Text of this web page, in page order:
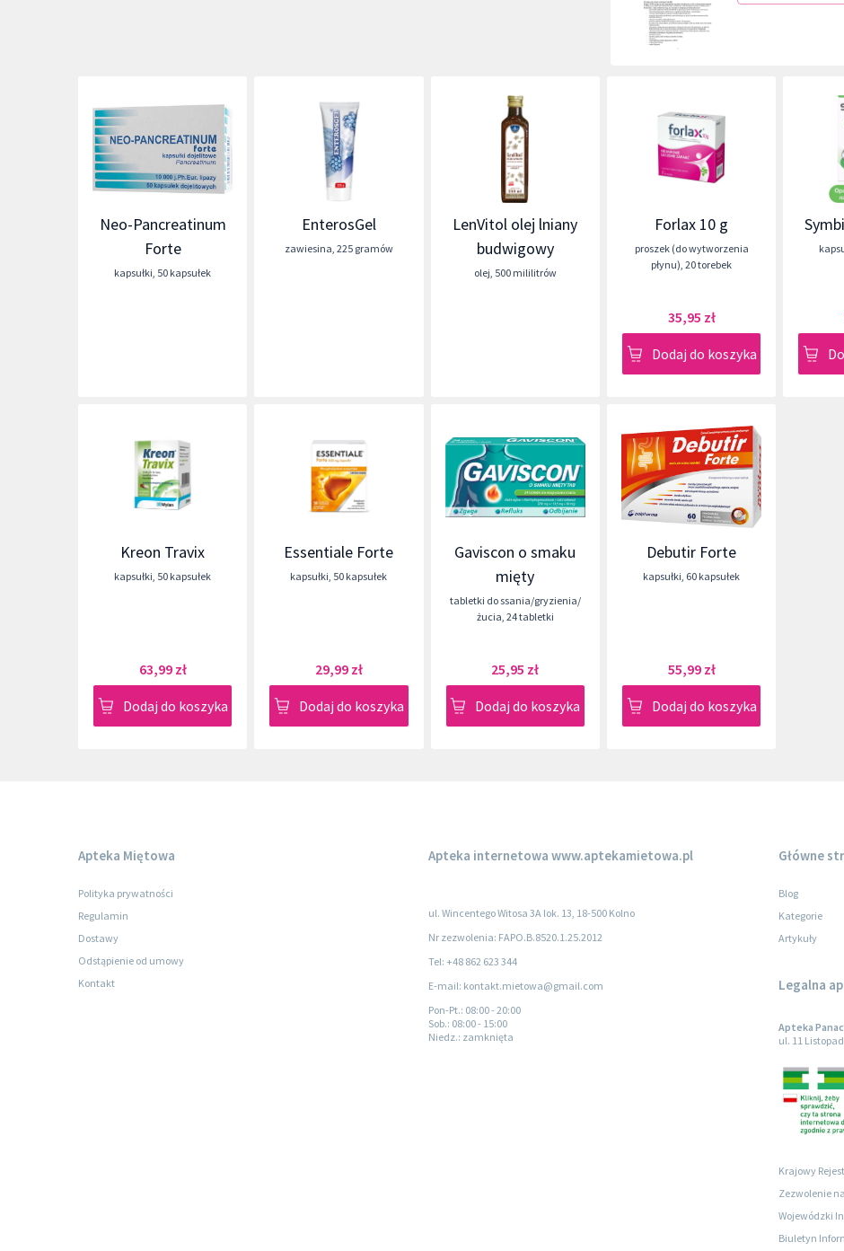
Neo-Pancreatinum
Forte
kapsułki 50 kapsułek
EnterosGel
zawiesina 225 gramów
LenVitol olej lniany
budwigowy
olej 500 mililitrów
Forlax 10 g
proszek (do wytworzenia
płynu) ,20 torebek
35,95 zł
Dodaj do koszyka
Kreon Travix
kapsułki 50 kapsułek
63,99 zł
Dodaj do koszyka
Essentiale Forte
kapsułki 50 kapsułek
29,99 zł
Dodaj do koszyka
Gaviscon o smaku
mięty
tabletki do ssania/gryzienia/
żucia 24 tabletki
25,95 zł
Dodaj do koszyka
Debutir Forte
kapsułki 60 kapsułek
55,99 zł
Dodaj do koszyka
Apteka Miętowa
Polityka prywatności
Regulamin
Dostawy
Odstąpienie od umowy
Kontakt
Apteka internetowa www.aptekamietowa.pl
ul. Wincentego Witosa 3A lok. 13, 18-500 Kolno
Nr zezwolenia: FAPO.B.8520.1.25.2012
Tel: +48 862 623 344
E-mail: kontakt.mietowa@gmail.com
Pon-Pt.: 08:00 - 20:00
Sob.: 08:00 - 15:00
Niedz.: zamknięta
Główne
Blog
Kategorie
Artykuły
Legalna
Apteka
ul. 11
Krajowy
Zezwolenie
Wojewódzki
Biuletyn